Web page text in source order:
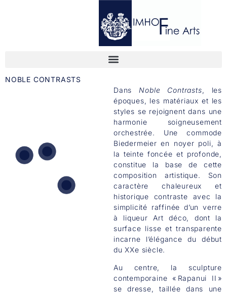
NOBLE CONTRASTS
LIQUOR GLASS
Dans Noble Contrasts, les
époques, les matériaux et les
styles se rejoignent dans une
harmonie soigneusement
orchestrée. Une commode
Biedermeier en noyer poli, à
la teinte foncée et profonde,
constitue la base de cette
composition artistique. Son
caractère chaleureux et
historique contraste avec la
simplicité raffinée d’un verre
à liqueur Art déco, dont la
surface lisse et transparente
incarne l’élégance du début
du XXe siècle.
Au centre, la sculpture
contemporaine « Rapanui II »
se dresse, taillée dans une